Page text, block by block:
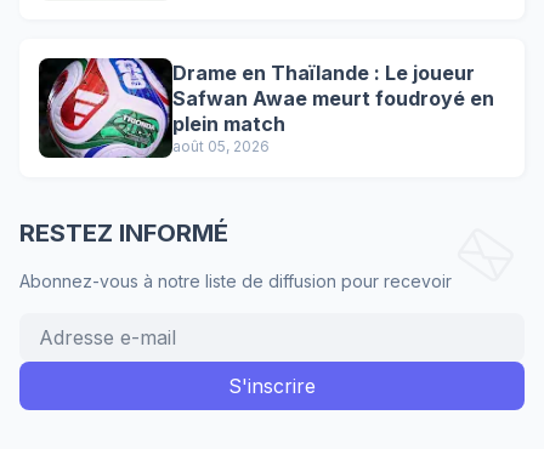
Drame en Thaïlande : Le joueur
Safwan Awae meurt foudroyé en
plein match
août 05, 2026
RESTEZ INFORMÉ
Abonnez-vous à notre liste de diffusion pour recevoir